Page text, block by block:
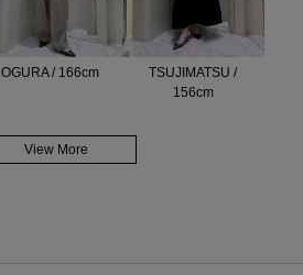
OGURA / 166cm
TSUJIMATSU /
156cm
View More